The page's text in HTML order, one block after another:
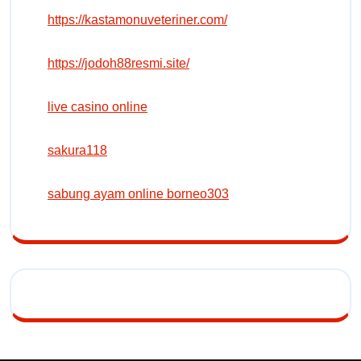
https://kastamonuveteriner.com/
https://jodoh88resmi.site/
live casino online
sakura118
sabung ayam online borneo303